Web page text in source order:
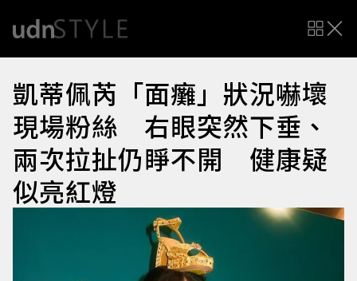
凱蒂佩芮「面癱」狀況嚇壞
現場粉絲 右眼突然下垂、
兩次拉扯仍睜不開 健康疑
似亮紅燈